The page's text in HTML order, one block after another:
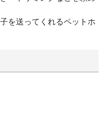
を送ってくれるペットホ